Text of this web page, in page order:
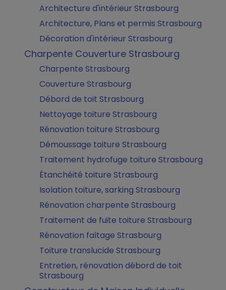
Architecture d'intérieur Strasbourg
Architecture, Plans et permis Strasbourg
Décoration d'intérieur Strasbourg
Charpente Couverture Strasbourg
Charpente Strasbourg
Couverture Strasbourg
Débord de toit Strasbourg
Nettoyage toiture Strasbourg
Rénovation toiture Strasbourg
Démoussage toiture Strasbourg
Traitement hydrofuge toiture Strasbourg
Étanchéité toiture Strasbourg
Isolation toiture, sarking Strasbourg
Rénovation charpente Strasbourg
Traitement de fuite toiture Strasbourg
Rénovation faîtage Strasbourg
Toiture translucide Strasbourg
Entretien, rénovation débord de toit
Strasbourg